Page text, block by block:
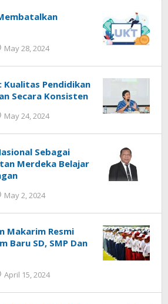
May 28, 2024
Kualitas Pendidikan
Secara Konsisten
May 24, 2024
Sebagai
Merdeka Belajar
May 2, 2024
Makarim Resmi
Baru SD, SMP Dan
April 15, 2024